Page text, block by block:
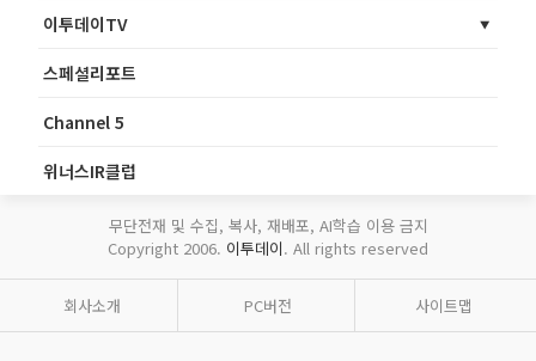
이투데이TV
스페셜리포트
Channel 5
위너스IR클럽
무단전재 및 수집, 복사, 재배포, AI학습 이용 금지
Copyright 2006. 이투데이. All rights reserved
회사소개 PC버전 사이트맵